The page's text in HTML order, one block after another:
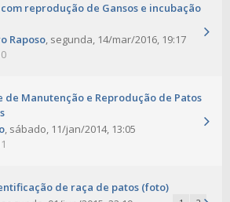
reprodução de Gansos e incubação
Raposo, segunda, 14/mar/2016, 19:17
de Manutenção e Reprodução de Patos
, sábado, 11/jan/2014, 13:05
de raça de patos (foto)